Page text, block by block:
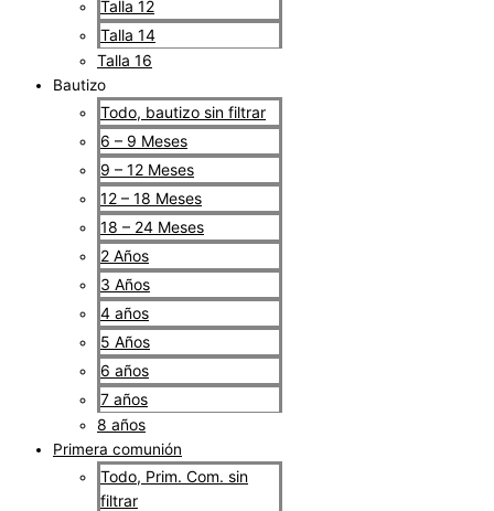
Talla 12
Talla 14
Talla 16
Bautizo
Todo, bautizo sin filtrar
6 – 9 Meses
9 – 12 Meses
12 – 18 Meses
18 – 24 Meses
2 Años
3 Años
4 años
5 Años
6 años
7 años
8 años
Primera comunión
Todo, Prim. Com. sin
filtrar